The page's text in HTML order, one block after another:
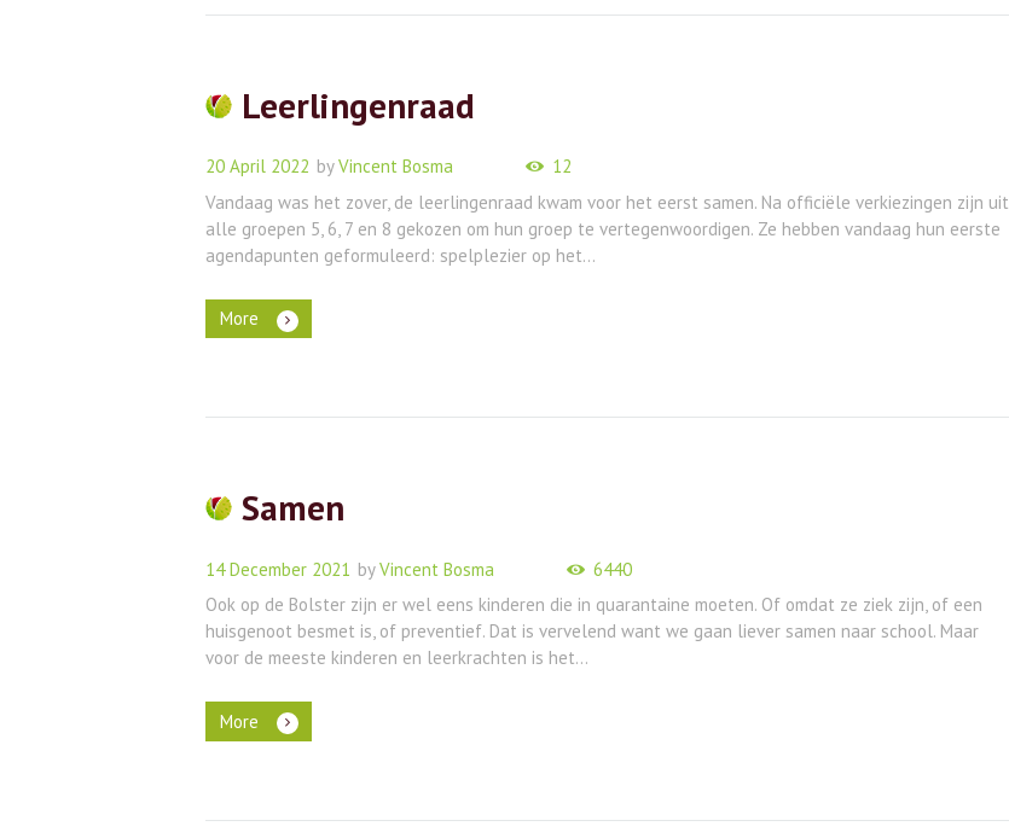
Leerlingenraad
20 April 2022 byVincent Bosma
12
Vandaag was het zover, de leerlingenraad kwam voor het eerst samen. Na officiële verkiezingen zijn uit
alle groepen 5, 6, 7 en 8 gekozen om hun groep te vertegenwoordigen. Ze hebben vandaag hun eerste
agendapunten geformuleerd: spelplezier op het...
More
Samen
14 December 2021 byVincent Bosma
6440
Ook op de Bolster zijn er wel eens kinderen die in quarantaine moeten. Of omdat ze ziek zijn, of een
huisgenoot besmet is, of preventief. Dat is vervelend want we gaan liever samen naar school. Maar
voor de meeste kinderen en leerkrachten is het...
More